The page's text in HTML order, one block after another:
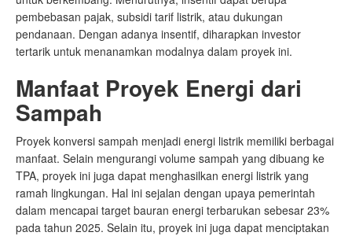
pembebasan pajak, subsidi tarif listrik, atau dukungan
pendanaan. Dengan adanya insentif, diharapkan investor
tertarik untuk menanamkan modalnya dalam proyek ini.
Manfaat Proyek Energi dari
Sampah
Proyek konversi sampah menjadi energi listrik memiliki berbagai
manfaat. Selain mengurangi volume sampah yang dibuang ke
TPA, proyek ini juga dapat menghasilkan energi listrik yang
ramah lingkungan. Hal ini sejalan dengan upaya pemerintah
dalam mencapai target bauran energi terbarukan sebesar 23%
pada tahun 2025. Selain itu, proyek ini juga dapat menciptakan